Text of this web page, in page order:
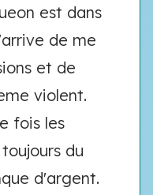
est dans
de me
et de
violent.
fois les
du
d'argent.